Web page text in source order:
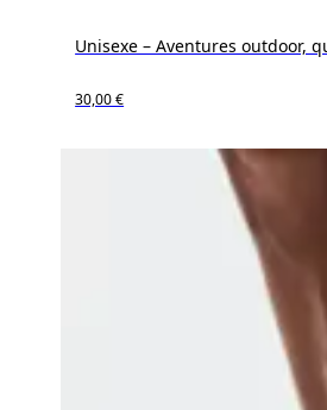
Unisexe – Aventures outdoor,
30,00 €